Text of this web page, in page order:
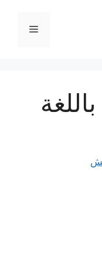
القائمة